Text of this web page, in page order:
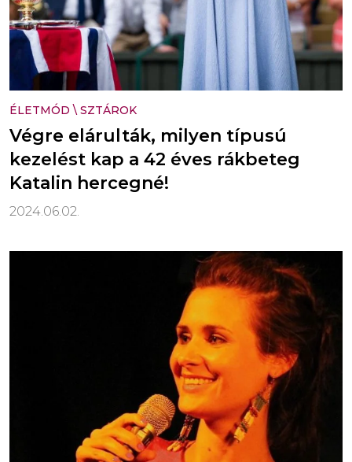
ÉLETMÓD \ SZTÁROK
Végre elárulták, milyen típusú
kezelést kap a 42 éves rákbeteg
Katalin hercegné!
2024.06.02.